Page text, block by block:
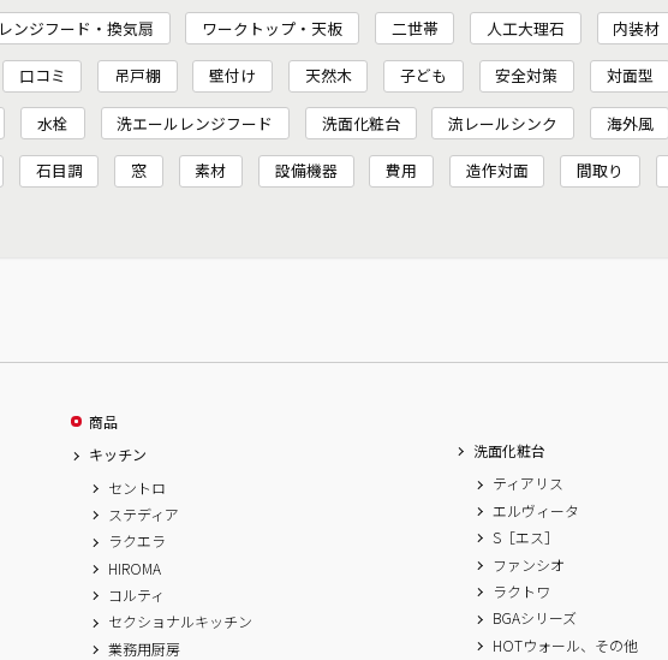
レンジフード・換気扇 ワークトップ・天板 二世帯 人工大理石 内装材
口コミ 吊戸棚 壁付け 天然木 子ども 安全対策 対面型
水栓 洗エールレンジフード 洗面化粧台 流レールシンク 海外風
石目調 窓 素材 設備機器 費用 造作対面 間取り
商品
キッチン
セントロ
ステディア
ラクエラ
HIROMA
コルティ
セクショナルキッチン
業務用厨房
洗面化粧台
ティアリス
エルヴィータ
S［エス］
ファンシオ
ラクトワ
BGAシリーズ
HOTウォール、その他